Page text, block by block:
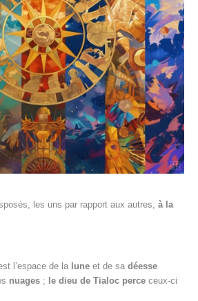
les uns par rapport aux autres, à la
l’espace de la lune et de sa déesse
nuages ; le dieu de Tialoc perce ceux-ci